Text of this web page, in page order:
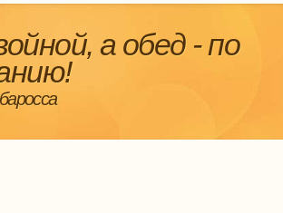
а обед - по